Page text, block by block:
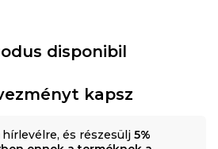
disponibil
kapsz
és részesülj 5%